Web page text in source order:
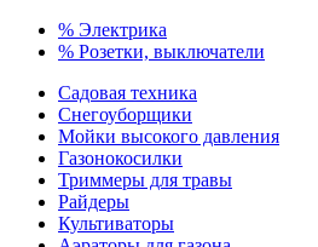
% Электрика
% Розетки, выключатели
Садовая техника
Снегоуборщики
Мойки высокого давления
Газонокосилки
Триммеры для травы
Райдеры
Культиваторы